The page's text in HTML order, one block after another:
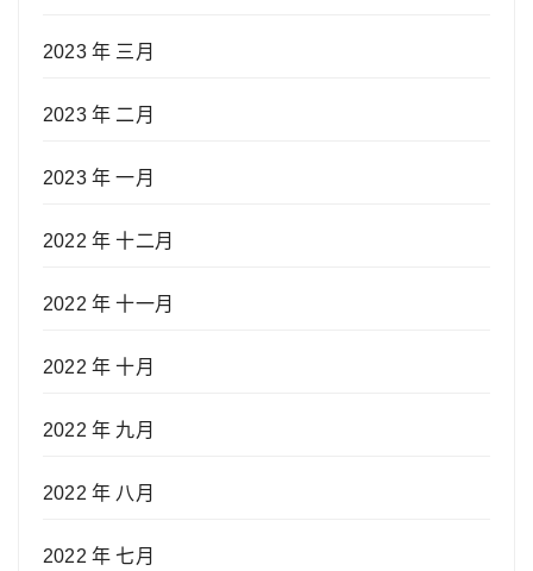
2023 年 三月
2023 年 二月
2023 年 一月
2022 年 十二月
2022 年 十一月
2022 年 十月
2022 年 九月
2022 年 八月
2022 年 七月